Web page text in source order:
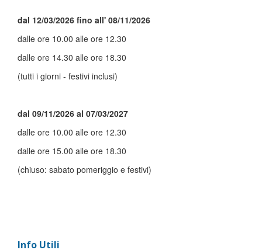
dal 12/03/2026 fino all' 08/11/2026
dalle ore 10.00 alle ore 12.30
dalle ore 14.30 alle ore 18.30
(tutti i giorni - festivi inclusi)
dal 09/11/2026 al 07/03/2027
dalle ore 10.00 alle ore 12.30
dalle ore 15.00 alle ore 18.30
(chiuso: sabato pomeriggio e festivi)
Info Utili